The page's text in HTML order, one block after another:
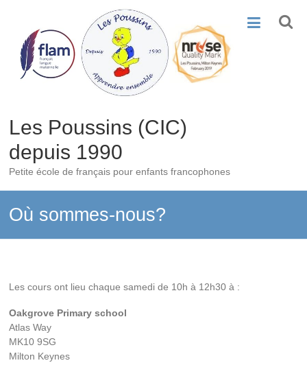
content
Les Poussins (CIC)
depuis 1990
Petite école de français pour enfants francophones
Où sommes-nous?
Les cours ont lieu chaque samedi de 10h à 12h30 à :
Oakgrove Primary school
Atlas Way
MK10 9SG
Milton Keynes